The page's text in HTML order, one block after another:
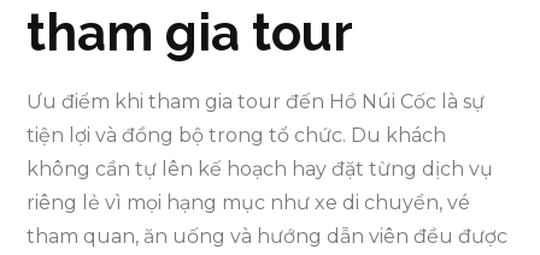
tham gia tour
Ưu điểm khi tham gia tour đến Hồ Núi Cốc là sự
tiện lợi và đồng bộ trong tổ chức. Du khách
không cần tự lên kế hoạch hay đặt từng dịch vụ
riêng lẻ vì mọi hạng mục như xe di chuyển, vé
tham quan, ăn uống và hướng dẫn viên đều được